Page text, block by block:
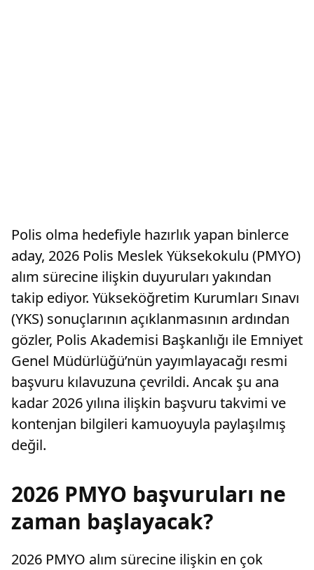
Polis olma hedefiyle hazırlık yapan binlerce
aday, 2026 Polis Meslek Yüksekokulu (PMYO)
alım sürecine ilişkin duyuruları yakından
takip ediyor. Yükseköğretim Kurumları Sınavı
(YKS) sonuçlarının açıklanmasının ardından
gözler, Polis Akademisi Başkanlığı ile Emniyet
Genel Müdürlüğü’nün yayımlayacağı resmi
başvuru kılavuzuna çevrildi. Ancak şu ana
kadar 2026 yılına ilişkin başvuru takvimi ve
kontenjan bilgileri kamuoyuyla paylaşılmış
değil.
2026 PMYO başvuruları ne
zaman başlayacak?
2026 PMYO alım sürecine ilişkin en çok